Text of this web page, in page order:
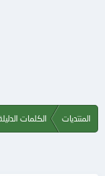
المنتديات الكلمات